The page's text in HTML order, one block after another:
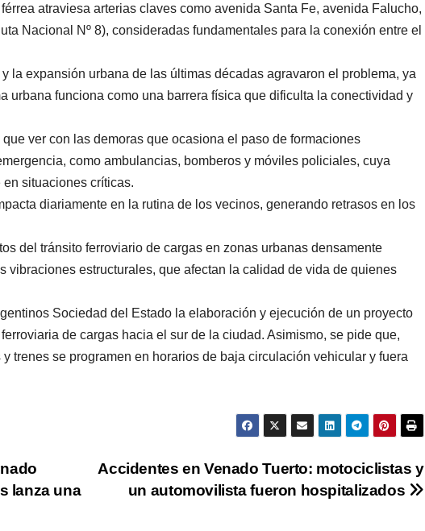
atraviesa arterias claves como avenida Santa Fe, avenida Falucho,
Nacional Nº 8), consideradas fundamentales para la conexión entre el
la expansión urbana de las últimas décadas agravaron el problema, ya
urbana funciona como una barrera física que dificulta la conectividad y
ver con las demoras que ocasiona el paso de formaciones
como ambulancias, bomberos y móviles policiales, cuya
situaciones críticas.
diariamente en la rutina de los vecinos, generando retrasos en los
del tránsito ferroviario de cargas en zonas urbanas densamente
vibraciones estructurales, que afectan la calidad de vida de quienes
Sociedad del Estado la elaboración y ejecución de un proyecto
de cargas hacia el sur de la ciudad. Asimismo, se pide que,
trenes se programen en horarios de baja circulación vehicular y fuera
Accidentes en Venado Tuerto: motociclistas y
un automovilista fueron hospitalizados
lanza una